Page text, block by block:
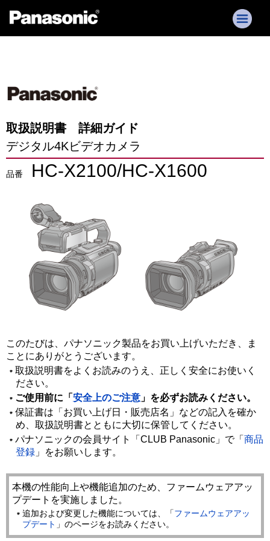
取扱説明書 詳細ガイド
デジタル4Kビデオカメラ
品番 HC-X2100/HC-X1600
このたびは、パナソニック製品をお買い上げいただき、ま
ことにありがとうございます。
取扱説明書をよくお読みのうえ、正しく安全にお使いく
ださい。
ご使用前に「安全上のご注意 」を必ずお読みください。
保証書は「お買い上げ日・販売店名」などの記入を確か
め、取扱説明書とともに大切に保管してください。
パナソニックの会員サイト「CLUB Panasonic」で「商品
登録 」をお願いします。
本機の性能向上や機能追加のため、ファームウェアアッ
プデートを実施しました。
追加および変更した機能については、「ファームウェアアッ
プデート 」のページをお読みください。